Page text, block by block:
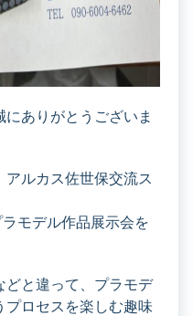
ありがとうございま
ルカス佐世保交流ス
モデル作品展示会を
どと違って、プラモデ
プロセスを楽しむ趣味